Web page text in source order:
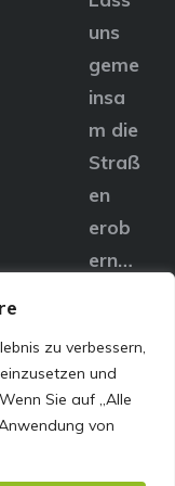
zu verbessern,
und
Sie auf „Alle
von
uns
geme
insa
m die
Straß
en
erob
ern…